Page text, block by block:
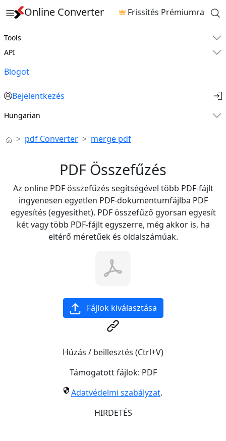
Online Converter Frissítés Prémiumra
Tools
API
Blogot
Bejelentkezés
Hungarian
pdf Converter merge pdf
PDF Összefűzés
Az online PDF összefűzés segítségével több PDF-fájlt
ingyenesen egyetlen PDF-dokumentumfájlba PDF
egyesítés (egyesíthet). PDF összefűző ​gyorsan egyesít
két vagy több PDF-fájlt egyszerre, még akkor is, ha
eltérő méretűek és oldalszámúak.
Fájlok kiválasztása
Húzás / beillesztés (Ctrl+V)
Támogatott fájlok: PDF
Adatvédelmi szabályzat.
HIRDETÉS